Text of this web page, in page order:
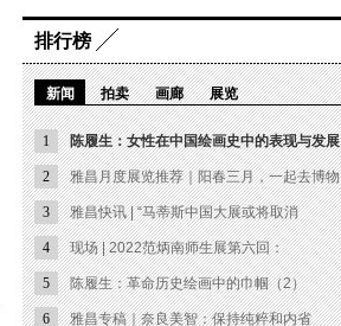
排行榜
新闻 拍卖 画廊 展览
1 陈履生：女性在中国绘画史中的表现与发展
2 雅昌月度展览推荐｜阳春三月，一起去博物
3 雅昌快讯 | “马蒂斯中国大展或将取消
4 现场 | 2022范炳南师生展第六回：
5 陈履生：革命历史绘画中的巾帼（2）
6 雅昌专稿｜奈良美智：保持纯粹和内省